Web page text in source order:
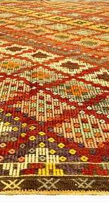
Nombre y apellido